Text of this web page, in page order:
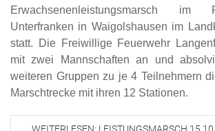
Erwachsenenleistungsmarsch im
Unterfranken in Waigolshausen im
statt. Die Freiwillige Feuerwehr
mit zwei Mannschaften an und
weiteren Gruppen zu je 4 Teilnehmern
Marschtrecke mit ihren 12 Stationen.